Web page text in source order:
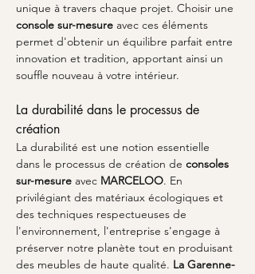
unique à travers chaque projet. Choisir une
console sur-mesure avec ces éléments
permet d'obtenir un équilibre parfait entre
innovation et tradition, apportant ainsi un
souffle nouveau à votre intérieur.
La durabilité dans le processus de
création
La durabilité est une notion essentielle
dans le processus de création de consoles
sur-mesure avec MARCELOO. En
privilégiant des matériaux écologiques et
des techniques respectueuses de
l'environnement, l'entreprise s'engage à
préserver notre planète tout en produisant
des meubles de haute qualité. La Garenne-